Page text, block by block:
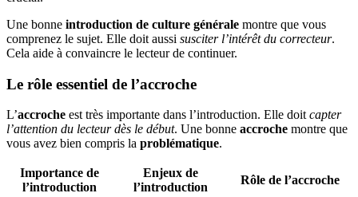
Une bonne introduction de culture générale montre que vous
comprenez le sujet. Elle doit aussi susciter l’intérêt du correcteur.
Cela aide à convaincre le lecteur de continuer.
Le rôle essentiel de l’accroche
L’accroche est très importante dans l’introduction. Elle doit capter
l’attention du lecteur dès le début. Une bonne accroche montre que
vous avez bien compris la problématique.
Importance de
l’introduction
Enjeux de
l’introduction
Rôle de l’accroche